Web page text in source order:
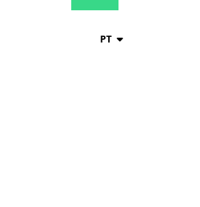
PT